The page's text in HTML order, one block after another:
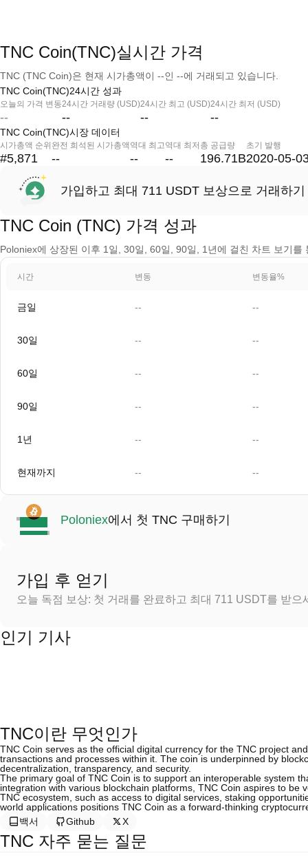
TNC Coin(TNC)실시간 가격
TNC (TNC Coin)은 현재 시가총액이 --인 --에 거래되고 있습니다.
TNC Coin(TNC)24시간 성과
오늘의 가격 변동
--
24시간 거래량 (USD)
--
24시간 최고 (USD)
--
24시간 최저 (USD)
--
TNC Coin(TNC)시장 데이터
시가총액 순위
#5,871
완전 희석된 시가총액
--
역대 최고
--
역대 최저
--
총 공급량
196.71B
초기 발행
2020-05-
가입하고 최대 711 USDT 보상으로 거래하기
TNC Coin (TNC) 가격 성과
Poloniex에 상장된 이후 1일, 30일, 60일, 90일, 1년에 걸친 차트 보기
시간 변동 변동율%
금일 -- --
30일 -- --
60일 -- --
90일 -- --
1년 -- --
현재까지 -- --
Poloniex에서 첫 TNC 구매하기
가입 후 얻기
오늘 독점 보상: 첫 거래를 완료하고 최대 711 USDT를 받으
인기 기사
TNC이란 무엇인가
TNC Coin serves as the official digital currency for the TNC project
transactions and processes within it. The coin is underpinned by
decentralization, transparency, and security.
The primary goal of TNC Coin is to support an interoperable system
integration with various blockchain platforms, TNC Coin aspires to
TNC ecosystem, such as access to digital services, staking
world applications positions TNC Coin as a forward-thinking
백서
Github X
TNC 자주 묻는 질문